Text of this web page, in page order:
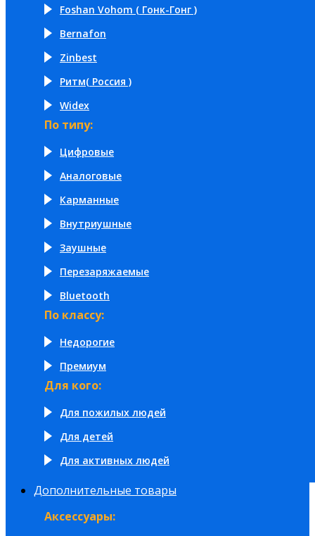
Foshan Vohom ( Гонк-Гонг )
Bernafon
Zinbest
Ритм( Россия )
Widex
По типу:
Цифровые
Аналоговые
Карманные
Внутриушные
Заушные
Перезаряжаемые
Bluetooth
По классу:
Недорогие
Премиум
Для кого:
Для пожилых людей
Для детей
Для активных людей
Дополнительные товары
Аксессуары: